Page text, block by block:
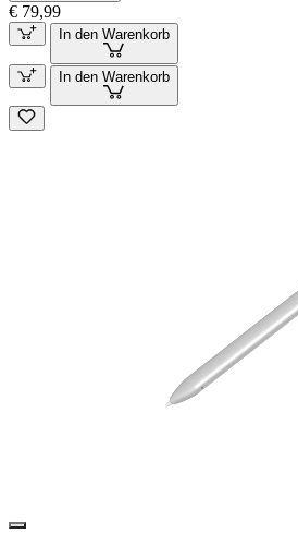
€ 79,99
In den Warenkorb
In den Warenkorb